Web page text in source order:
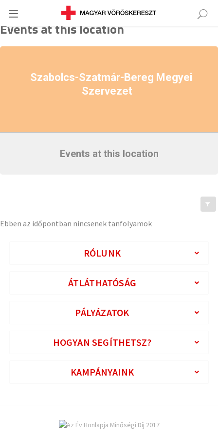
Events at this location
Szabolcs-Szatmár-Bereg Megyei
Szervezet
Events at this location
Ebben az időpontban nincsenek tanfolyamok
RÓLUNK
ÁTLÁTHATÓSÁG
PÁLYÁZATOK
HOGYAN SEGÍTHETSZ?
KAMPÁNYAINK